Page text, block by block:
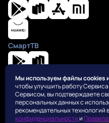
СмартТВ
Положения
Пользовательское
Политика
Мы используем файлы cookies
чтобы улучшить работу
Сервисом, вы подтверждаете
персональных данных с
рекомендательных технологий
конфиденциальностии